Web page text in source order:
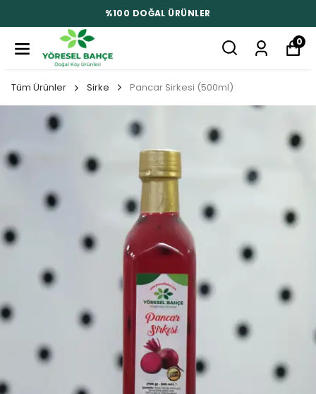
%100 DOĞAL ÜRÜNLER
0
Tüm Ürünler Sirke Pancar Sirkesi (500ml)